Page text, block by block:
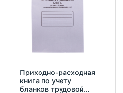
Приходно-расходная
книга по учету
бланков трудовой